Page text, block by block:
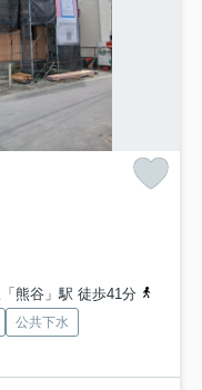
熊谷」駅 徒歩41分
公共下水